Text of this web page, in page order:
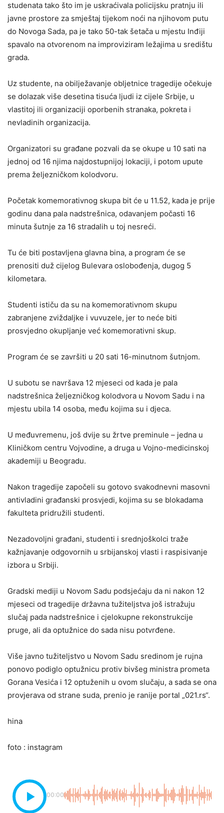
studenata tako što im je uskraćivala policijsku pratnju ili
javne prostore za smještaj tijekom noći na njihovom putu
do Novoga Sada, pa je tako 50-tak šetača u mjestu Inđiji
spavalo na otvorenom na improviziram ležajima u središtu
grada.
Uz studente, na obilježavanje obljetnice tragedije očekuje
se dolazak više desetina tisuća ljudi iz cijele Srbije, u
vlastitoj ili organizaciji oporbenih stranaka, pokreta i
nevladinih organizacija.
Organizatori su građane pozvali da se okupe u 10 sati na
jednoj od 16 njima najdostupnijoj lokaciji, i potom upute
prema željezničkom kolodvoru.
Početak komemorativnog skupa bit će u 11.52, kada je prije
godinu dana pala nadstrešnica, odavanjem počasti 16
minuta šutnje za 16 stradalih u toj nesreći.
Tu će biti postavljena glavna bina, a program će se
prenositi duž cijelog Bulevara oslobođenja, dugog 5
kilometara.
Studenti ističu da su na komemorativnom skupu
zabranjene zviždaljke i vuvuzele, jer to neće biti
prosvjedno okupljanje već komemorativni skup.
Program će se završiti u 20 sati 16-minutnom šutnjom.
U subotu se navršava 12 mjeseci od kada je pala
nadstrešnica željezničkog kolodvora u Novom Sadu i na
mjestu ubila 14 osoba, među kojima su i djeca.
U međuvremenu, još dvije su žrtve preminule – jedna u
Kliničkom centru Vojvodine, a druga u Vojno-medicinskoj
akademiji u Beogradu.
Nakon tragedije započeli su gotovo svakodnevni masovni
antivladini građanski prosvjedi, kojima su se blokadama
fakulteta pridružili studenti.
Nezadovoljni građani, studenti i srednjoškolci traže
kažnjavanje odgovornih u srbijanskoj vlasti i raspisivanje
izbora u Srbiji.
Gradski mediji u Novom Sadu podsjećaju da ni nakon 12
mjeseci od tragedije državna tužiteljstva još istražuju
slučaj pada nadstrešnice i cjelokupne rekonstrukcije
pruge, ali da optužnice do sada nisu potvrđene.
Više javno tužiteljstvo u Novom Sadu sredinom je rujna
ponovo podiglo optužnicu protiv bivšeg ministra prometa
Gorana Vesića i 12 optuženih u ovom slučaju, a sada se ona
provjerava od strane suda, prenio je ranije portal „021.rs“.
hina
foto : instagram
00:00